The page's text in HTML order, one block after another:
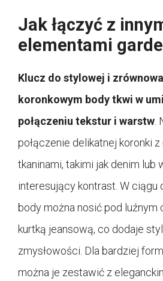
Jak łączyć z
elementami
Klucz do stylowej i
koronkowym body tkwi w
połączeniu tekstur i warstw
połączenie delikatnej koronki
tkaninami, takimi jak denim lub
interesujący kontrast. W ciągu
body można nosić pod luźnym
kurtką jeansową, co dodaje
zmysłowości. Dla bardziej
można je zestawić z